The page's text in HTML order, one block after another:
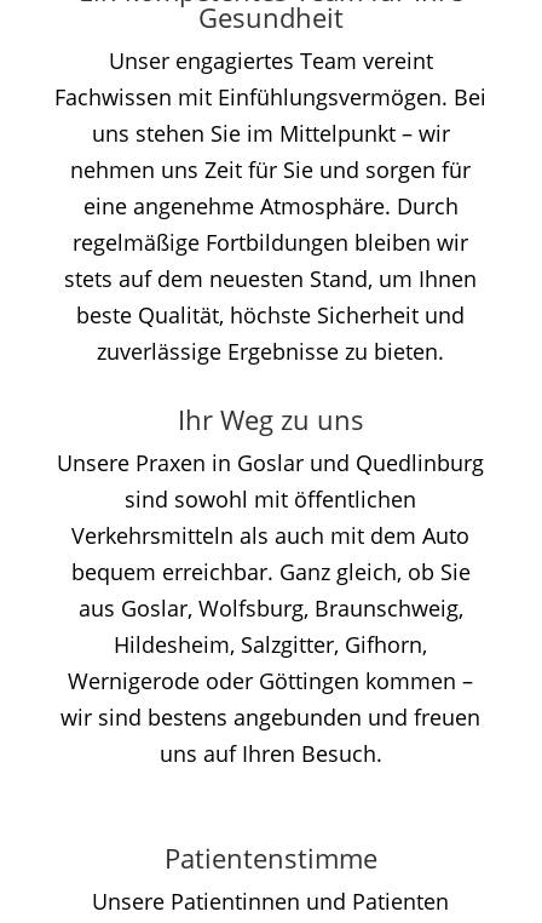
Gesundheit
Unser engagiertes Team vereint
Fachwissen mit Einfühlungsvermögen. Bei
uns stehen Sie im Mittelpunkt – wir
nehmen uns Zeit für Sie und sorgen für
eine angenehme Atmosphäre. Durch
regelmäßige Fortbildungen bleiben wir
stets auf dem neuesten Stand, um Ihnen
beste Qualität, höchste Sicherheit und
zuverlässige Ergebnisse zu bieten.
Ihr Weg zu uns
Unsere Praxen in Goslar und Quedlinburg
sind sowohl mit öffentlichen
Verkehrsmitteln als auch mit dem Auto
bequem erreichbar. Ganz gleich, ob Sie
aus Goslar, Wolfsburg, Braunschweig,
Hildesheim, Salzgitter, Gifhorn,
Wernigerode oder Göttingen kommen –
wir sind bestens angebunden und freuen
uns auf Ihren Besuch.
Patientenstimme
Unsere Patientinnen und Patienten